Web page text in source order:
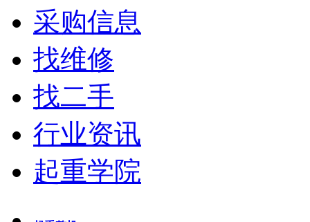
采购信息
找维修
找二手
行业资讯
起重学院